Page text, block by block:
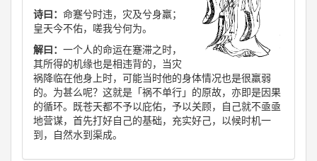
诗曰： 命蹇兮时违，灾及兮身羸；
皇天今不佑，嗟我兮何为。
解曰： 一个人的命运在蹇滞之时，
其所得的机缘也是相违背的，当灾
祸降临在他身上时，可能当时他的身体情况也是很羸弱
的。为甚么呢？这就是「祸不单行」的原故，亦即是因果
的循环。既苍天都不予以庇佑，予以关顾，自己就不亟亟
地营谋，首先打好自己的基础，充实好己，以候时机一
到，自然水到渠成。